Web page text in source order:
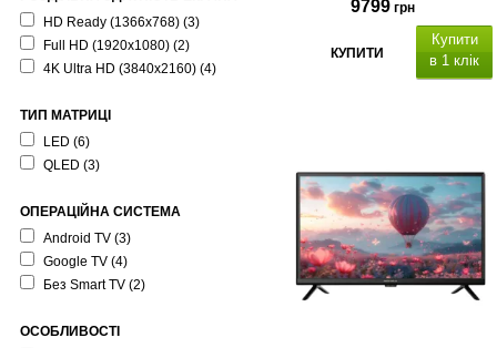
HD Ready (1366x768) (3)
Full HD (1920x1080) (2)
4K Ultra HD (3840x2160) (4)
ТИП МАТРИЦІ
LED (6)
QLED (3)
ОПЕРАЦІЙНА СИСТЕМА
Android TV (3)
Google TV (4)
Без Smart TV (2)
ОСОБЛИВОСТІ
9799 грн
КУПИТИ
Купити
в 1 клік